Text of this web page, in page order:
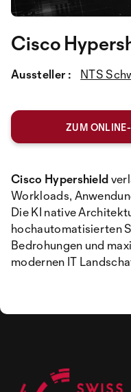
Cisco
Aussteller : NTS
ZUM
Cisco Hypershield
Workloads,
Die KI native
hochautomatisierten
Bedrohungen und
modernen IT